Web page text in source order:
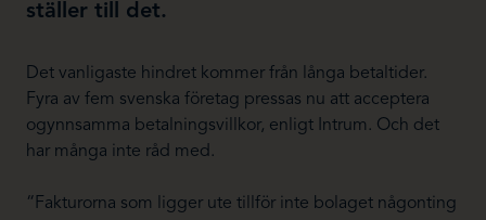
ställer till det.
Det vanligaste hindret kommer från långa betaltider.
Fyra av fem svenska företag pressas nu att acceptera
ogynnsamma betalningsvillkor, enligt Intrum. Och det
har många inte råd med.
“Fakturorna som ligger ute tillför inte bolaget någonting